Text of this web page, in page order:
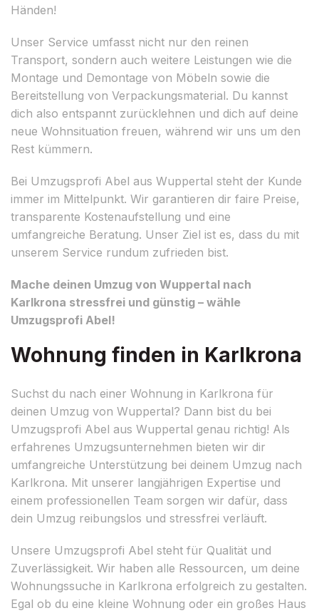
Händen!
Unser Service umfasst nicht nur den reinen
Transport, sondern auch weitere Leistungen wie die
Montage und Demontage von Möbeln sowie die
Bereitstellung von Verpackungsmaterial. Du kannst
dich also entspannt zurücklehnen und dich auf deine
neue Wohnsituation freuen, während wir uns um den
Rest kümmern.
Bei Umzugsprofi Abel aus Wuppertal steht der Kunde
immer im Mittelpunkt. Wir garantieren dir faire Preise,
transparente Kostenaufstellung und eine
umfangreiche Beratung. Unser Ziel ist es, dass du mit
unserem Service rundum zufrieden bist.
Mache deinen Umzug von Wuppertal nach
Karlkrona stressfrei und günstig – wähle
Umzugsprofi Abel!
Wohnung finden in Karlkrona
Suchst du nach einer Wohnung in Karlkrona für
deinen Umzug von Wuppertal? Dann bist du bei
Umzugsprofi Abel aus Wuppertal genau richtig! Als
erfahrenes Umzugsunternehmen bieten wir dir
umfangreiche Unterstützung bei deinem Umzug nach
Karlkrona. Mit unserer langjährigen Expertise und
einem professionellen Team sorgen wir dafür, dass
dein Umzug reibungslos und stressfrei verläuft.
Unsere Umzugsprofi Abel steht für Qualität und
Zuverlässigkeit. Wir haben alle Ressourcen, um deine
Wohnungssuche in Karlkrona erfolgreich zu gestalten.
Egal ob du eine kleine Wohnung oder ein großes Haus